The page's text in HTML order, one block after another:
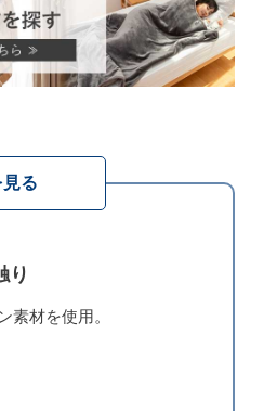
り
素材を使用。
る